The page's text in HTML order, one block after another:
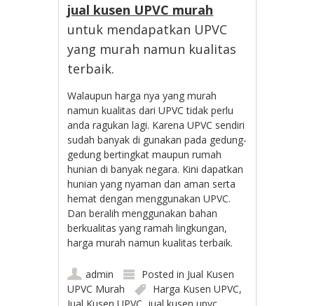
jual kusen UPVC murah
untuk mendapatkan UPVC
yang murah namun kualitas
terbaik.
Walaupun harga nya yang murah
namun kualitas dari UPVC tidak perlu
anda ragukan lagi. Karena UPVC sendiri
sudah banyak di gunakan pada gedung-
gedung bertingkat maupun rumah
hunian di banyak negara. Kini dapatkan
hunian yang nyaman dan aman serta
hemat dengan menggunakan UPVC.
Dan beralih menggunakan bahan
berkualitas yang ramah lingkungan,
harga murah namun kualitas terbaik.
admin Posted in Jual Kusen
UPVC Murah
Harga Kusen UPVC,